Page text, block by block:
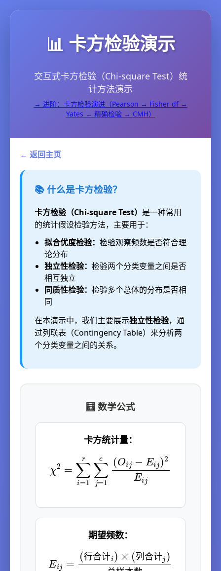
📊 卡方检验演示
交互式卡方检验（Chi-square Test）统
计方法演示
→ 进阶：卡方检验演进（Pearson → Fisher df →
Yates → 精确检验 → CMH）
← 返回主页
📚 什么是卡方检验？
卡方检验（Chi-square Test） 是一种常用
的统计假设检验方法，主要用于：
拟合优度检验： 检验观察频数是否符合理
论分布
独立性检验： 检验两个分类变量之间是否
相互独立
同质性检验： 检验多个总体的分布是否相
同
在本演示中，我们主要展示独立性检验，通
过列联表（Contingency Table）来分析两
个分类变量之间的关系。
🧮 数学公式
卡方统计量：
1 j= c(O Eij 2E
期望频数：
合 计 列 合 计
行合计i) ×( 列 合计j)总
样本数